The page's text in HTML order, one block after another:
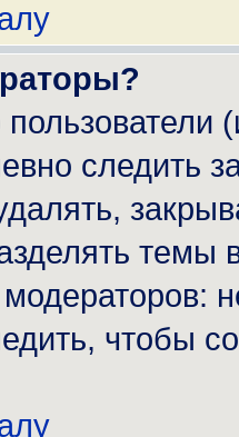
следить
темы
чтобы